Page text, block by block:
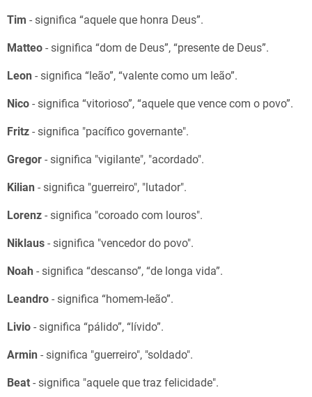
Tim - significa “aquele que honra Deus”.
Matteo - significa “dom de Deus”, “presente de Deus”.
Leon - significa “leão”, “valente como um leão”.
Nico - significa “vitorioso”, “aquele que vence com o povo”.
Fritz - significa "pacífico governante".
Gregor - significa "vigilante", "acordado".
Kilian - significa "guerreiro", "lutador".
Lorenz - significa "coroado com louros".
Niklaus - significa "vencedor do povo".
Noah - significa “descanso”, “de longa vida”.
Leandro - significa “homem-leão”.
Livio - significa “pálido”, “lívido”.
Armin - significa "guerreiro", "soldado".
Beat - significa "aquele que traz felicidade".